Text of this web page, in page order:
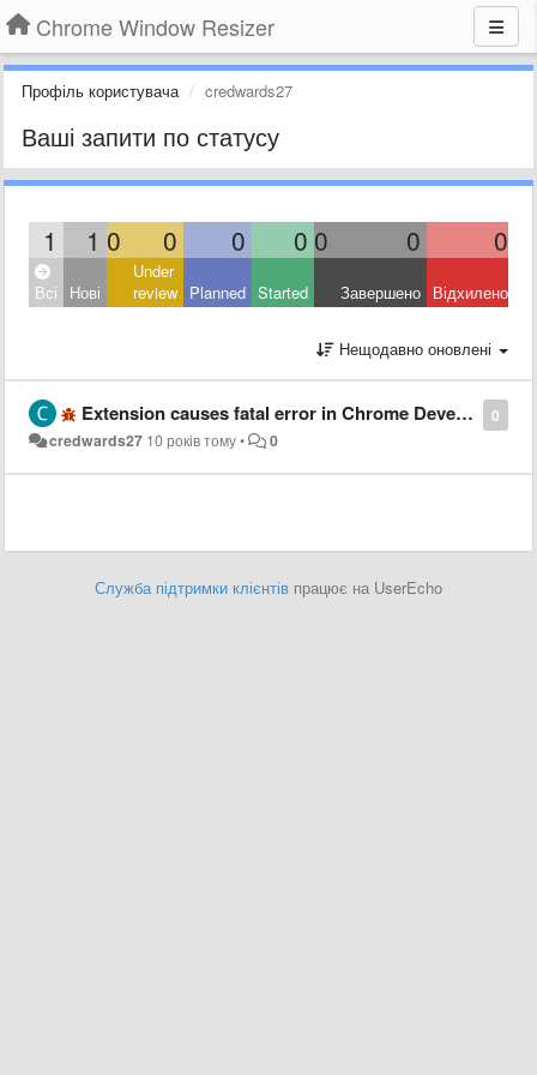
Chrome Window Resizer
Профіль користувача credwards27
Ваші запити по статусу
1 1 0 0 0 0 0 0 0
Всі Нові
Under
review Planned Started Завершено Відхилено
Нещодавно оновлені
0
Extension causes fatal error in Chrome Development Tools
credwards27 10 років тому• 0
Служба підтримки клієнтів працює на UserEcho